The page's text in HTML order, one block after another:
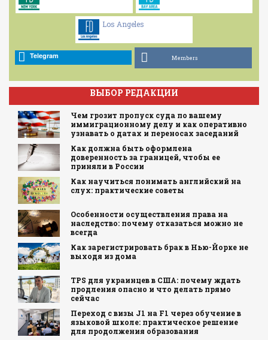
Los Angeles
Telegram Members
ВЫБОР РЕДАКЦИИ
Чем грозит пропуск суда по вашему
иммиграционному делу и как оперативно
узнавать о датах и переносах заседаний
Как должна быть оформлена
доверенность за границей, чтобы ее
приняли в России
Как научиться понимать английский на
слух: практические советы
Особенности осуществления права на
наследство: почему отказаться можно не
всегда
Как зарегистрировать брак в Нью-Йорке не
выходя из дома
TPS для украинцев в США: почему ждать
продления опасно и что делать прямо
сейчас
Переход с визы J1 на F1 через обучение в
языковой школе: практическое решение
для продолжения образования